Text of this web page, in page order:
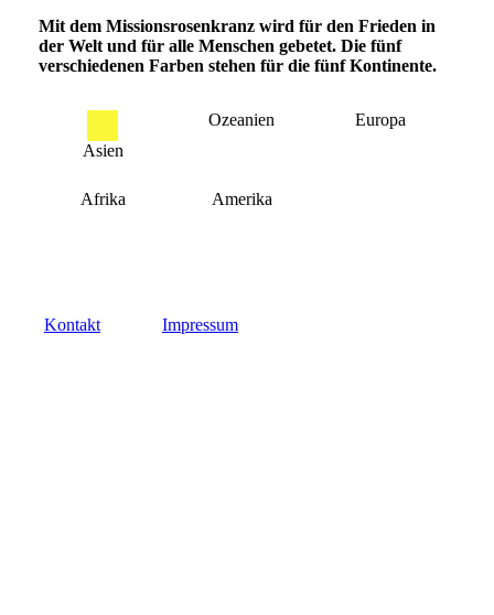
Mit dem Missionsrosenkranz wird für den Frieden in
der Welt und für alle Menschen gebetet. Die fünf
verschiedenen Farben stehen für die fünf Kontinente.
Asien
Ozeanien Europa
Afrika Amerika
Kontakt Impressum